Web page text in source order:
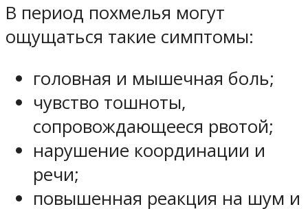
В период похмелья могут
ощущаться такие симптомы:
головная и мышечная боль;
чувство тошноты,
сопровождающееся рвотой;
нарушение координации и
речи;
повышенная реакция на шум и